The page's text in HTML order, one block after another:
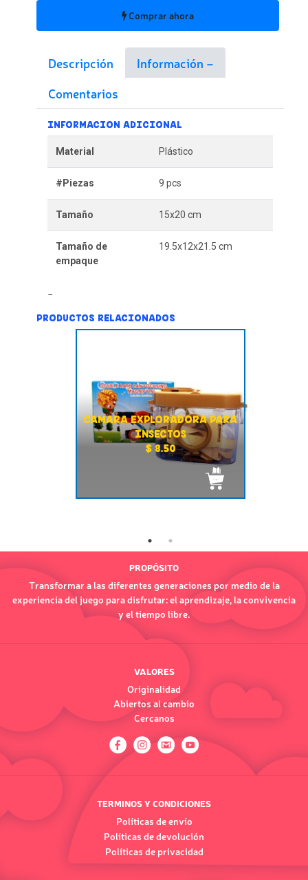
Comprar ahora
Descripción
Información
Comentarios
INFORMACION ADICIONAL
Material Plástico
#Piezas 9 pcs
Tamaño 15x20 cm
Tamaño de
empaque
19.5x12x21.5 cm
PRODUCTOS RELACIONADOS
CAMARA EXPLORADORA PARA
INSECTOS
$ 8.50
PROPÓSITO
Transformar a las diferentes generaciones por medio de la
experiencia del juego para disfrutar: el aprendizaje, la convivencia
y el tiempo libre.
VALORES
Originalidad
Abiertos al cambio
Cercanos
TERMINOS Y CONDICIONES
Políticas de envío
Políticas de devolución
Políticas de privacidad